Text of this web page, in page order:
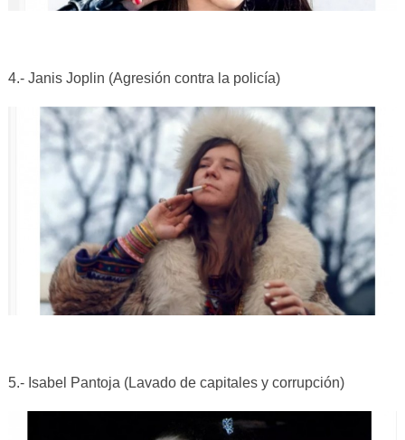
4.- Janis Joplin (Agresión contra la policía)
5.- Isabel Pantoja (Lavado de capitales y corrupción)